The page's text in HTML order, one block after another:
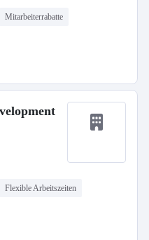
Mitarbeiterrabatte
Flexible Arbeitszeiten